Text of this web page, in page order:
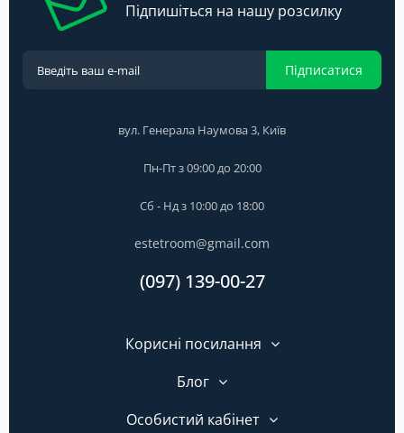
Підпишіться на нашу розсилку
Підписатися
вул. Генерала Наумова 3, Київ
Пн-Пт з 09:00 до 20:00
Сб - Нд з 10:00 до 18:00
estetroom@gmail.com
(097) 139-00-27
Корисні посилання
Блог
Особистий кабінет